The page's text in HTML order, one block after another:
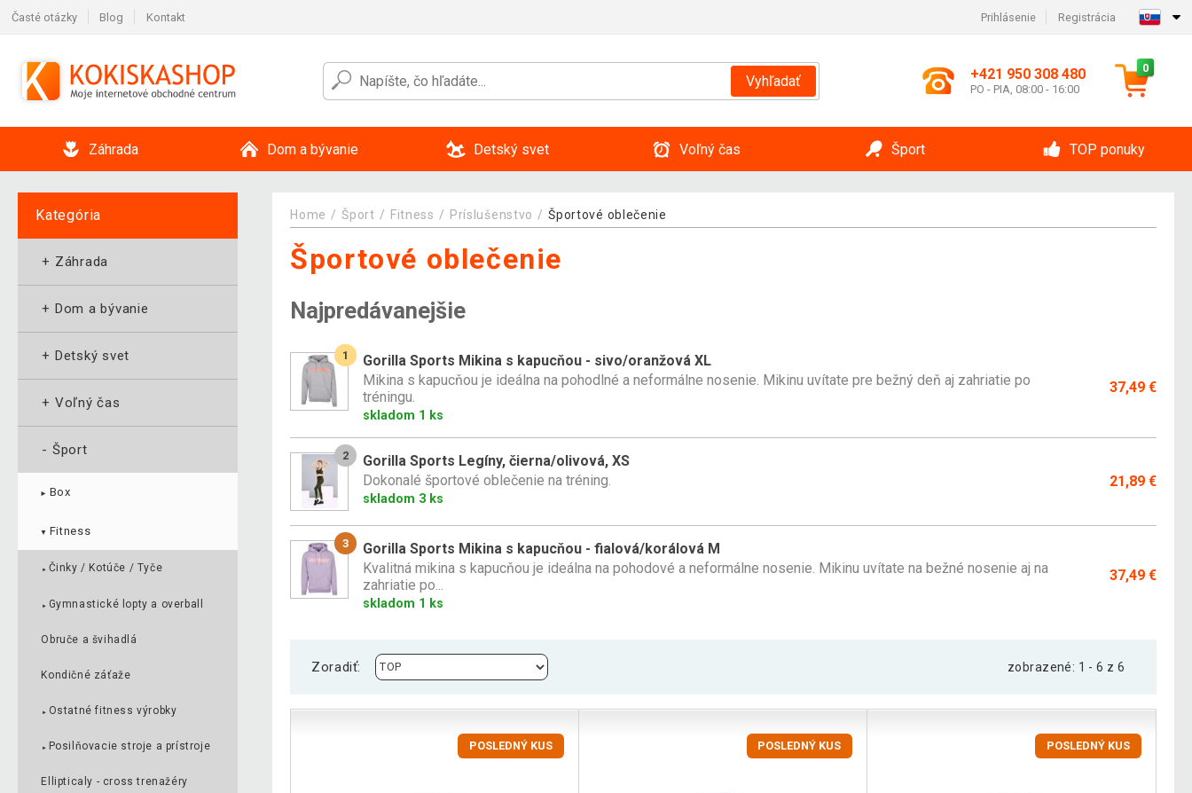
Časté otázky Blog Kontakt Prihlásenie Registrácia
Vyhľadať +421 950 308 480
PO - PIA, 08:00 - 16:00
0
Záhrada Dom a bývanie Detský svet Voľný čas Šport TOP ponuky
Kategória
+ Záhrada
+ Dom a bývanie
+ Detský svet
+ Voľný čas
- Šport
► Box
▼ Fitness
► Činky / Kotúče / Tyče
► Gymnastické lopty a overball
Obruče a švihadlá
Kondičné záťaže
► Ostatné fitness výrobky
► Posilňovacie stroje a prístroje
Ellipticaly - cross trenažéry
Home Šport Fitness Príslušenstvo Športové oblečenie
Športové oblečenie
Najpredávanejšie
1
Gorilla Sports Mikina s kapucňou - sivo/oranžová XL
Mikina s kapucňou je ideálna na pohodlné a neformálne nosenie. Mikinu uvítate pre bežný deň aj zahriatie po
tréningu.
skladom 1 ks
37,49 €
2
Gorilla Sports Legíny, čierna/olivová, XS
Dokonalé športové oblečenie na tréning.
skladom 3 ks
21,89 €
3
Gorilla Sports Mikina s kapucňou - fialová/korálová M
Kvalitná mikina s kapucňou je ideálna na pohodové a neformálne nosenie. Mikinu uvítate na bežné nosenie aj na
zahriatie po...
skladom 1 ks
37,49 €
Zoradiť: zobrazené: 1 - 6 z 6
POSLEDNÝ KUS POSLEDNÝ KUS POSLEDNÝ KUS